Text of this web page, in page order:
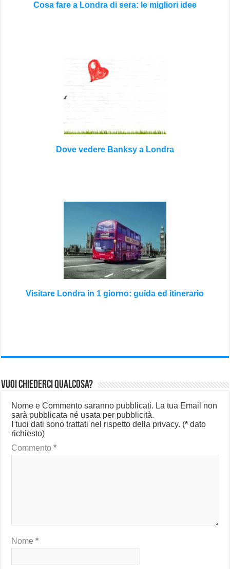
Cosa fare a Londra di sera: le migliori idee
Dove vedere Banksy a Londra
Visitare Londra in 1 giorno: guida ed itinerario
Vuoi chiederci qualcosa?
Nome e Commento saranno pubblicati. La tua Email non
sarà pubblicata né usata per pubblicità.
I tuoi dati sono trattati nel rispetto della privacy. (* dato
richiesto)
Commento*
Nome*